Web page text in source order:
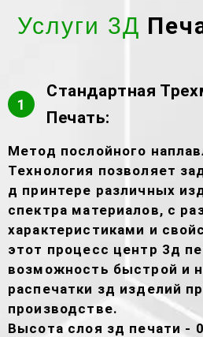
Услуги 3Д
1
Стандартная
Печать:
Метод послойного
Технология позволяет
д принтере различных
спектра материалов, с
характеристиками и
этот процесс центр 3д
возможность быстрой и
распечатки зд изделий
производстве.
Высота слоя зд печати -